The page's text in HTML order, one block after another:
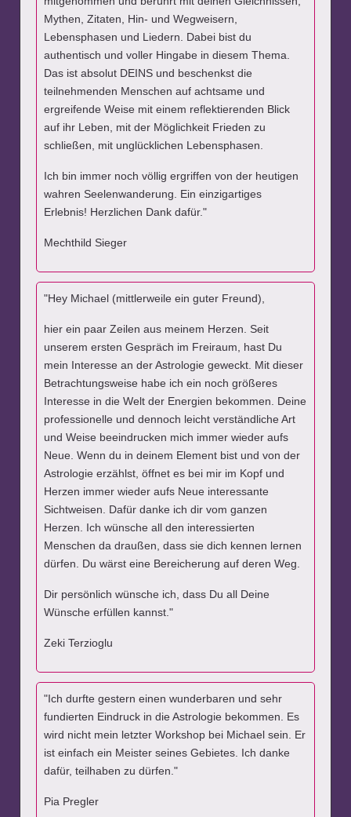
Mythen, Zitaten, Hin- und Wegweisern,
Lebensphasen und Liedern. Dabei bist du
authentisch und voller Hingabe in diesem Thema.
Das ist absolut DEINS und beschenkst die
teilnehmenden Menschen auf achtsame und
ergreifende Weise mit einem reflektierenden Blick
auf ihr Leben, mit der Möglichkeit Frieden zu
schließen, mit unglücklichen Lebensphasen.
Ich bin immer noch völlig ergriffen von der heutigen
wahren Seelenwanderung. Ein einzigartiges
Erlebnis! Herzlichen Dank dafür."
Mechthild Sieger
"Hey Michael (mittlerweile ein guter Freund),
hier ein paar Zeilen aus meinem Herzen. Seit
unserem ersten Gespräch im Freiraum, hast Du
mein Interesse an der Astrologie geweckt. Mit dieser
Betrachtungsweise habe ich ein noch größeres
Interesse in die Welt der Energien bekommen. Deine
professionelle und dennoch leicht verständliche Art
und Weise beeindrucken mich immer wieder aufs
Neue. Wenn du in deinem Element bist und von der
Astrologie erzählst, öffnet es bei mir im Kopf und
Herzen immer wieder aufs Neue interessante
Sichtweisen. Dafür danke ich dir vom ganzen
Herzen. Ich wünsche all den interessierten
Menschen da draußen, dass sie dich kennen lernen
dürfen. Du wärst eine Bereicherung auf deren Weg.
Dir persönlich wünsche ich, dass Du all Deine
Wünsche erfüllen kannst."
Zeki Terzioglu
"Ich durfte gestern einen wunderbaren und sehr
fundierten Eindruck in die Astrologie bekommen. Es
wird nicht mein letzter Workshop bei Michael sein. Er
ist einfach ein Meister seines Gebietes. Ich danke
dafür, teilhaben zu dürfen."
Pia Pregler